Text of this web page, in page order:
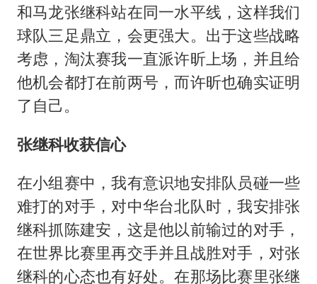
和马龙张继科站在同一水平线，这样我们
球队三足鼎立，会更强大。出于这些战略
考虑，淘汰赛我一直派许昕上场，并且给
他机会都打在前两号，而许昕也确实证明
了自己。
张继科收获信心
在小组赛中，我有意识地安排队员碰一些
难打的对手，对中华台北队时，我安排张
继科抓陈建安，这是他以前输过的对手，
在世界比赛里再交手并且战胜对手，对张
继科的心态也有好处。在那场比赛里张继